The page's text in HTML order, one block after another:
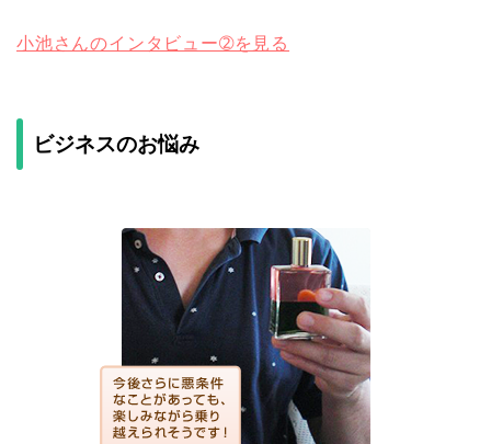
小池さんのインタビュー➁を見る
ビジネスのお悩み